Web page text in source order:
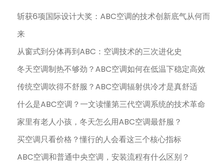
斩获6项国际设计大奖：ABC空调的技术创新底气从何而
来
从窗式到分体再到ABC：空调技术的三次进化史
冬天空调制热不够劲？ABC空调如何在低温下稳定高效
传统空调吹得不舒服？ABC空调辐射供冷才是真舒适
什么是ABC空调？一文读懂第三代空调系统的技术革命
家里有老人小孩，冬天怎么用ABC空调最舒服？
买空调只看价格？懂行的人会看这三个核心指标
ABC空调和普通中央空调，安装流程有什么区别？